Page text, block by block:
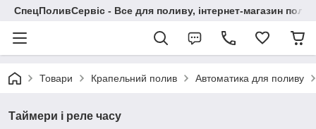
СпецПоливСервіс - Все для поливу, інтернет-магазин
Товари Крапельний полив Автоматика для поливу
Таймери і реле часу